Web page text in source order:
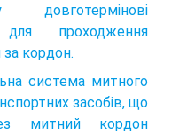
проходження
кордон.
система митного
засобів, що
митний кордон